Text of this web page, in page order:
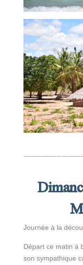
Journée à la
Départ ce matin à
son sympathique